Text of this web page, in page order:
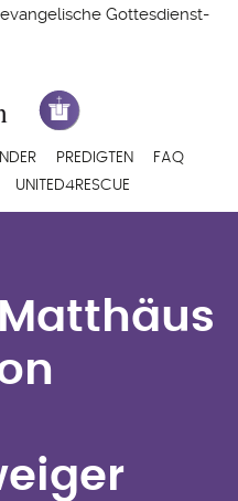
Gottesdienst-
PREDIGTEN
FAQ
UNITED4RESCUE